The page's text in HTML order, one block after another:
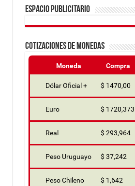
ESPACIO PUBLICITARIO
COTIZACIONES DE MONEDAS
Moneda Compra
Dólar Oficial + $ 1470,00
Euro $ 1720,373
Real $ 293,964
Peso Uruguayo $ 37,242
Peso Chileno $ 1,642